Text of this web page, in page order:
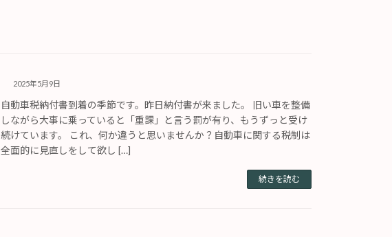
2025年5月9日
自動車税納付書到着の季節です。昨日納付書が来ました。 旧い車を整備
しながら大事に乗っていると「重課」と言う罰が有り、もうずっと受け
続けています。 これ、何か違うと思いませんか？自動車に関する税制は
全面的に見直しをして欲し […]
続きを読む